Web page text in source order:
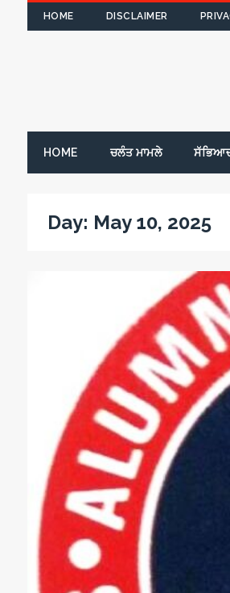
HOME DISCLAIMER
HOME ਚਲੰਤ ਮਾਮਲੇ
Day: May 10, 2025